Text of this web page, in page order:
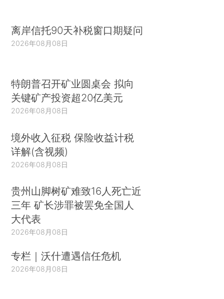
离岸信托90天补税窗口期疑问
2026年08月08日
特朗普召开矿业圆桌会 拟向
关键矿产投资超20亿美元
2026年08月08日
境外收入征税 保险收益计税
详解(含视频)
2026年08月08日
贵州山脚树矿难致16人死亡近
三年 矿长涉罪被罢免全国人
大代表
2026年08月08日
专栏｜沃什遭遇信任危机
2026年08月08日